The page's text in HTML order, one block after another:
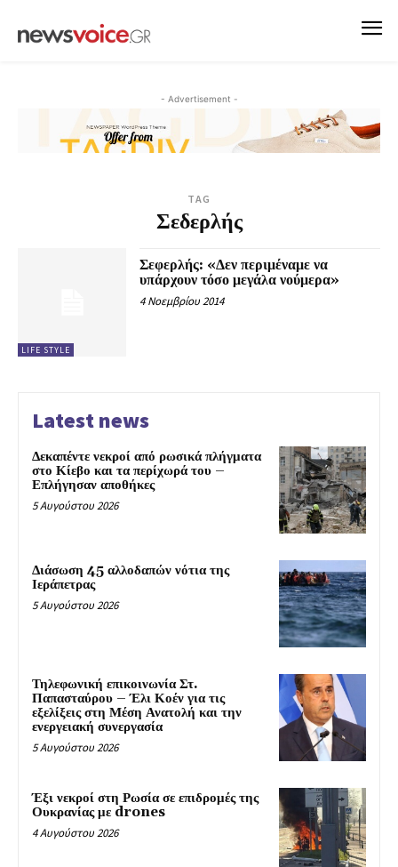
- Advertisement -
TAG
Σεδερλής
LIFE STYLE
Σεφερλής: «Δεν περιμέναμε να
υπάρχουν τόσο μεγάλα νούμερα»
4 Νοεμβρίου 2014
Latest news
Δεκαπέντε νεκροί από ρωσικά πλήγματα
στο Κίεβο και τα περίχωρά του –
Επλήγησαν αποθήκες
5 Αυγούστου 2026
Διάσωση 45 αλλοδαπών νότια της
Ιεράπετρας
5 Αυγούστου 2026
Τηλεφωνική επικοινωνία Στ.
Παπασταύρου – Έλι Κοέν για τις
εξελίξεις στη Μέση Ανατολή και την
ενεργειακή συνεργασία
5 Αυγούστου 2026
Έξι νεκροί στη Ρωσία σε επιδρομές της
Ουκρανίας με drones
4 Αυγούστου 2026